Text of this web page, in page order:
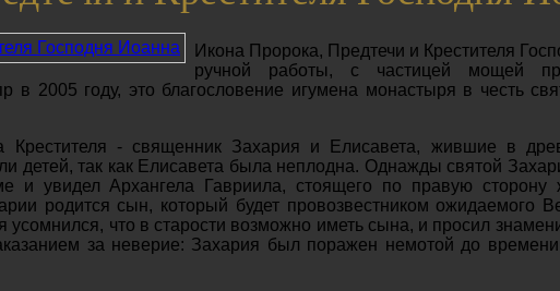
Икона Пророка, Предтечи и Крестителя
ручной работы, с частицей мощей
в 2005 году, это благословение игумена монастыря в честь
Крестителя - священник Захария и Елисавета, жившие в
детей, так как Елисавета была неплодна. Однажды святой
и увидел Архангела Гавриила, стоящего по правую сторону
родится сын, который будет провозвестником ожидаемого
усомнился, что в старости возможно иметь сына, и просил
за неверие: Захария был поражен немотой до